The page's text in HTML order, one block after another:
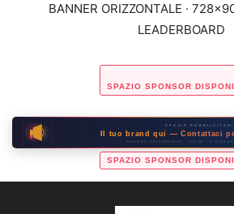
BANNER ORIZZONTALE ·
LEADERBOARD
SPAZIO SPONSOR
SPAZIO
Il tuo brand qui — Contattaci
BANNER ORIZZONTALE · 728×90 / 970×90 px
SPAZIO SPONSOR